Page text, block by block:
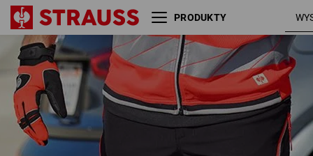
PRODUKTY
Szorty funkcyjne
odblaskowe e.s.ambition
czerwony